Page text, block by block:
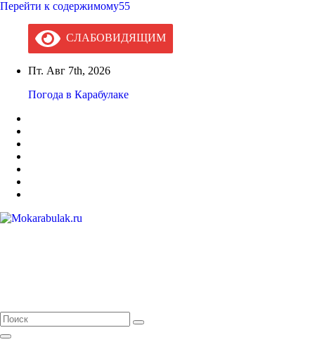
Перейти к содержимому55
СЛАБОВИДЯЩИМ
Пт. Авг 7th, 2026
Погода в Карабулаке